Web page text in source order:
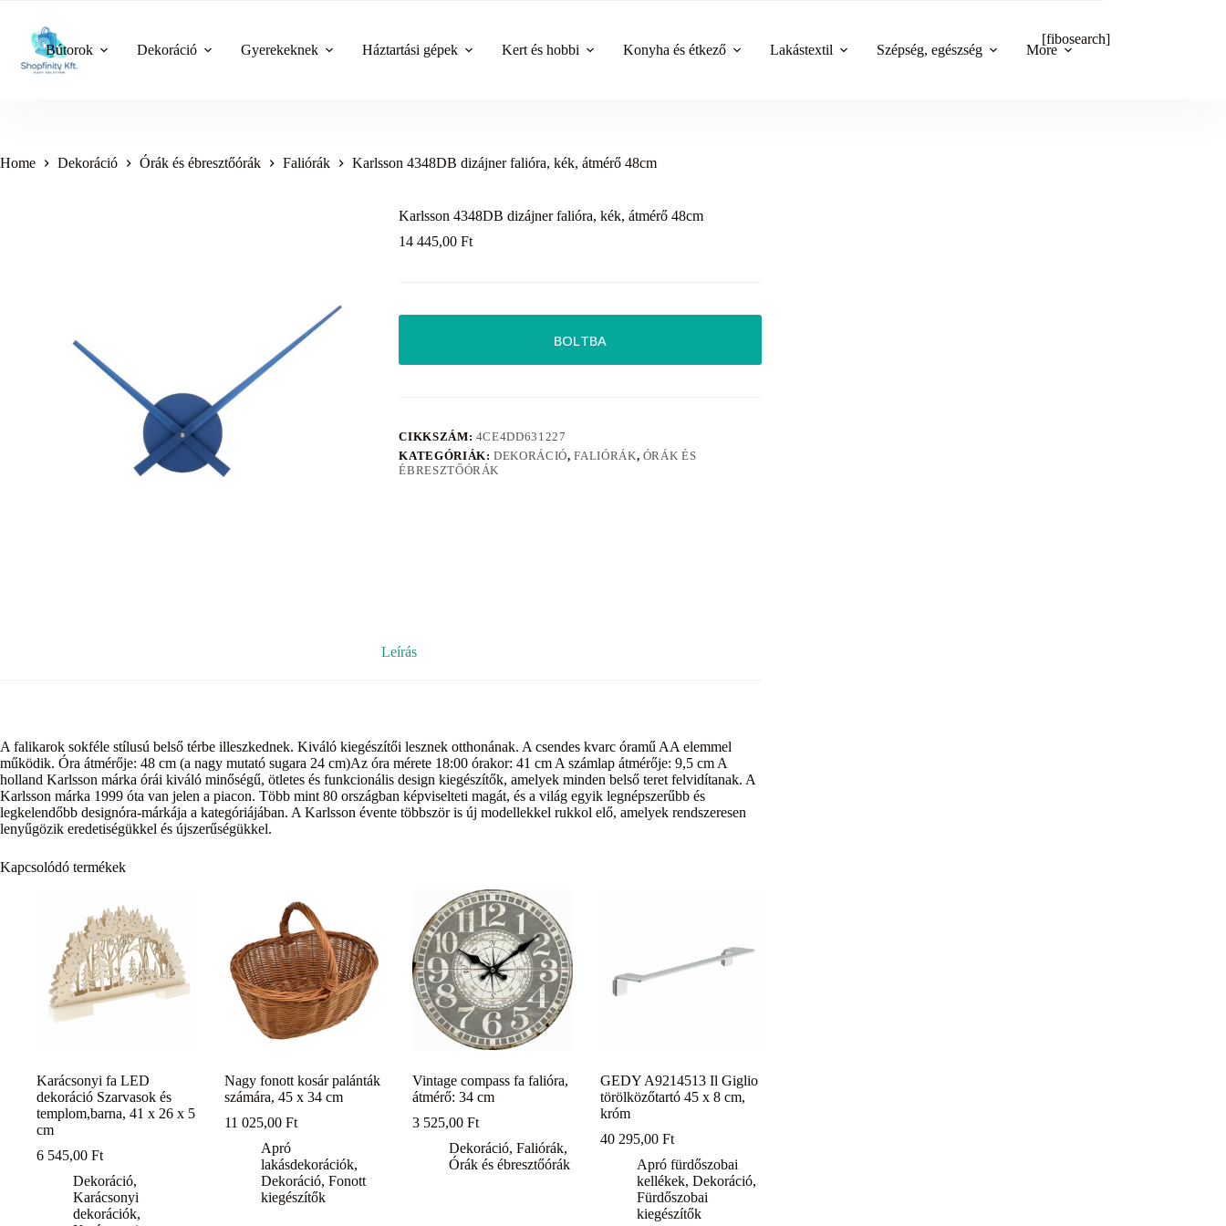
content
Bútorok Dekoráció Gyerekeknek Háztartási gépek Kert és hobbi Konyha és étkező Lakástextil Szépség, egészség More
[fibosearch]
Home Dekoráció Órák és ébresztőórák Faliórák Karlsson 4348DB dizájner falióra, kék, átmérő 48cm
Karlsson 4348DB dizájner falióra, kék, átmérő 48cm
14 445,00Ft
BOLTBA
CIKKSZÁM: 4CE4DD631227
KATEGÓRIÁK:DEKORÁCIÓ,FALIÓRÁK, ÓRÁK ÉS
ÉBRESZTŐÓRÁK
Leírás
A falikarok sokféle stílusú belső térbe illeszkednek. Kiváló kiegészítői lesznek otthonának. A csendes kvarc óramű AA elemmel
működik. Óra átmérője: 48 cm (a nagy mutató sugara 24 cm)Az óra mérete 18:00 órakor: 41 cm A számlap átmérője: 9,5 cm A
holland Karlsson márka órái kiváló minőségű, ötletes és funkcionális design kiegészítők, amelyek minden belső teret felvidítanak. A
Karlsson márka 1999 óta van jelen a piacon. Több mint 80 országban képviselteti magát, és a világ egyik legnépszerűbb és
legkelendőbb designóra-márkája a kategóriájában. A Karlsson évente többször is új modellekkel rukkol elő, amelyek rendszeresen
lenyűgözik eredetiségükkel és újszerűségükkel.
Kapcsolódó termékek
Karácsonyi fa LED
dekoráció Szarvasok és
templom,barna, 41 x 26 x 5
cm
6 545,00 Ft
Dekoráció,
Karácsonyi
dekorációk,
Nagy fonott kosár palánták
számára, 45 x 34 cm
11 025,00Ft
Apró
lakásdekorációk,
Dekoráció,Fonott
kiegészítők
Vintage compass fa falióra,
átmérő: 34 cm
3 525,00Ft
Dekoráció,Faliórák,
Órák és ébresztőórák
GEDY A9214513 Il Giglio
törölközőtartó 45 x 8 cm,
króm
40 295,00Ft
Apró fürdőszobai
kellékek,Dekoráció,
Fürdőszobai
kiegészítők